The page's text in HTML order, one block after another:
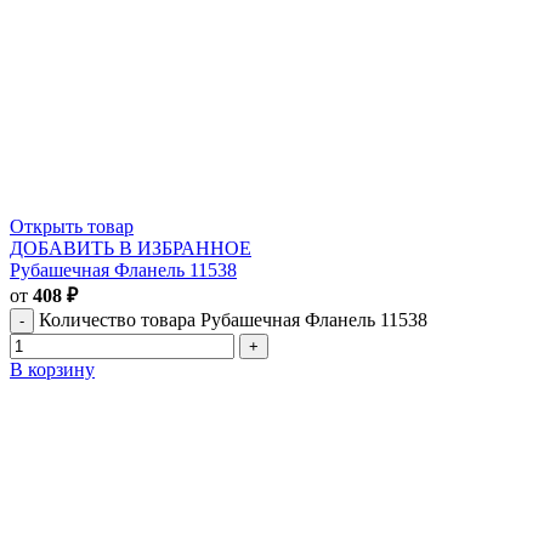
Открыть товар
ДОБАВИТЬ В ИЗБРАННОЕ
Рубашечная Фланель 11538
от 408 ₽
Количество товара Рубашечная Фланель 11538
В корзину